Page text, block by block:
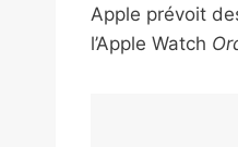
Apple prévoit
l’Apple Watch